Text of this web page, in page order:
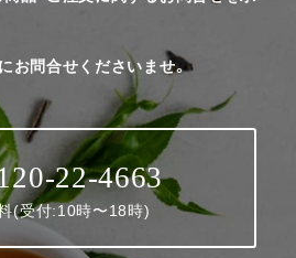
お問合せくださいませ。
22-4663
(受付:10時〜18時)